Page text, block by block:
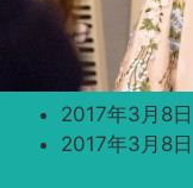
2017年3月8日
2017年3月8日